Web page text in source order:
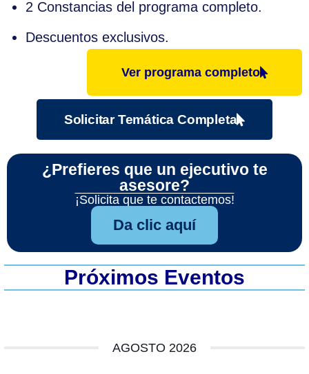
2 Constancias del programa completo.
Descuentos exclusivos.
Ver programa completo
Solicitar Temática Completa
¿Prefieres que un ejecutivo te
asesore?
¡Solicita que te contactemos!
Da clic aquí
Próximos Eventos
AGOSTO 2026